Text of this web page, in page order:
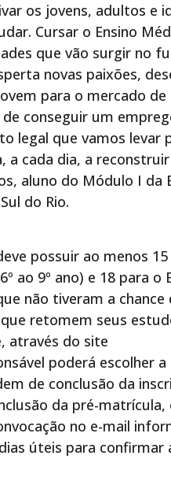
os jovens, adultos e
Cursar o Ensino
que vão surgir no
novas paixões,
para o mercado
conseguir um
legal que vamos levar
a cada dia, a
aluno do Módulo I da
do Rio.
possuir ao menos
ao 9º ano) e 18 para o
não tiveram a chance
retomem seus
através do site
poderá escolher a
de conclusão da
da pré-matrícula,
no e-mail
úteis para confirmar